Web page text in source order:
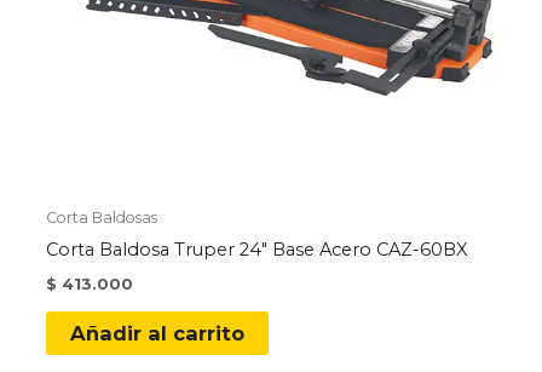
Corta Baldosas
Corta Baldosa Truper 24″ Base Acero CAZ-60BX
$ 413.000
Añadir al carrito